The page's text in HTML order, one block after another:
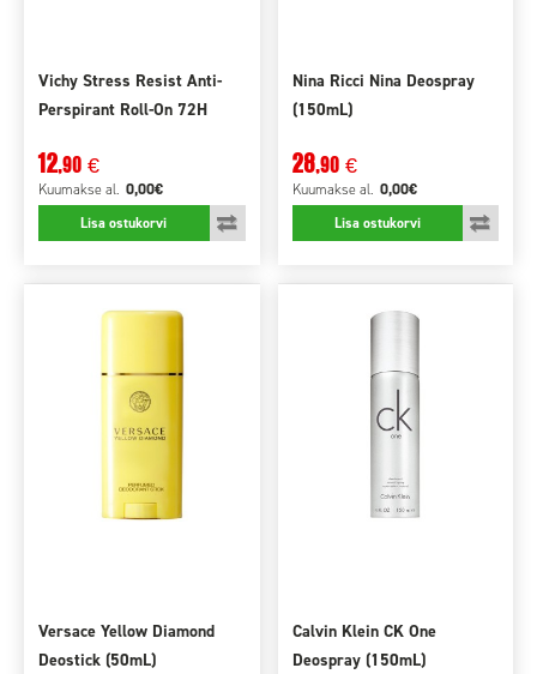
Vichy Stress Resist Anti-
Perspirant Roll-On 72H
12,90 €
Kuumakse al. 0,00€
Lisa ostukorvi
Nina Ricci Nina Deospray
(150mL)
28,90 €
Kuumakse al. 0,00€
Lisa ostukorvi
Versace Yellow Diamond
Deostick (50mL)
Calvin Klein CK One
Deospray (150mL)